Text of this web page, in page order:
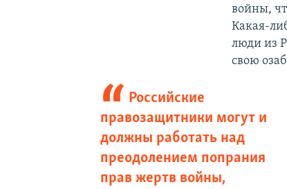
войны,
Какая-
люди из
свою
Российские
правозащитники могут и
должны работать над
преодолением попрания
прав жертв войны,